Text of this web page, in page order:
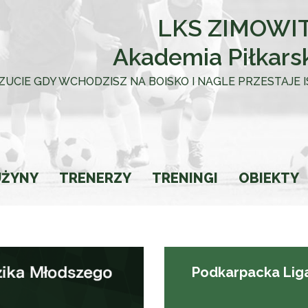
LKS
Akademia
GDY WCHODZISZ NA BOISKO I NAGLE PRZESTAJE
TRENERZY TRENINGI OBIEKTY
Podkarpacka